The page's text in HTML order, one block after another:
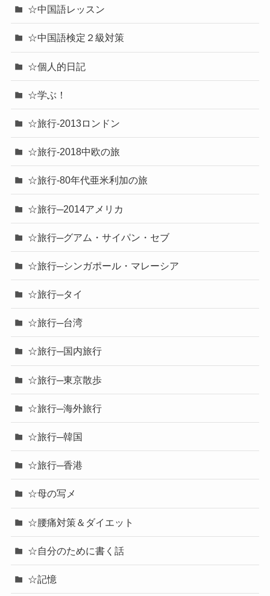
☆中国語レッスン
☆中国語検定２級対策
☆個人的日記
☆学ぶ！
☆旅行-2013ロンドン
☆旅行-2018中欧の旅
☆旅行-80年代亜米利加の旅
☆旅行─2014アメリカ
☆旅行─グアム・サイパン・セブ
☆旅行─シンガポール・マレーシア
☆旅行─タイ
☆旅行─台湾
☆旅行─国内旅行
☆旅行─東京散歩
☆旅行─海外旅行
☆旅行─韓国
☆旅行─香港
☆母の写メ
☆腰痛対策＆ダイエット
☆自分のために書く話
☆記憶